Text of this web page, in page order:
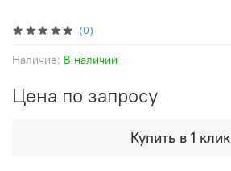
(0)
Наличие: В наличии
Цена по запросу
Купить в 1 клик